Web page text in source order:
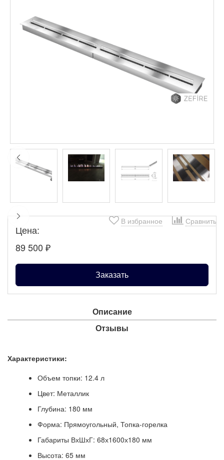
В избранное Сравнить
Цена:
89 500 ₽
Заказать
Описание
Отзывы
Характеристики:
Объем топки: 12.4 л
Цвет: Металлик
Глубина: 180 мм
Форма: Прямоугольный, Топка-горелка
Габариты ВхШхГ: 68х1600х180 мм
Высота: 65 мм